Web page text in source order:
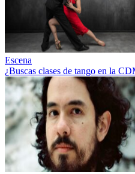
Escena
¿Buscas clases de tango en la